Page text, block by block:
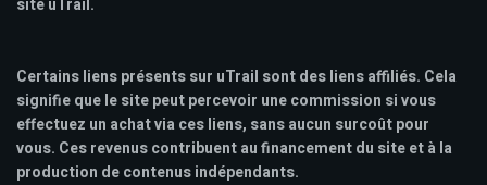
site uTrail.
Certains liens présents sur uTrail sont des liens affiliés. Cela
signifie que le site peut percevoir une commission si vous
effectuez un achat via ces liens, sans aucun surcoût pour
vous. Ces revenus contribuent au financement du site et à la
production de contenus indépendants.